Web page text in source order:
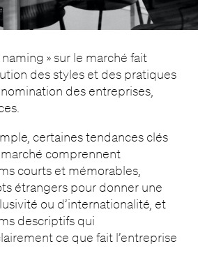
» sur le marché fait
des styles et des pratiques
des entreprises,
certaines tendances clés
comprennent
courts et mémorables,
étrangers pour donner une
ou d’internationalité, et
descriptifs qui
ce que fait l’entreprise